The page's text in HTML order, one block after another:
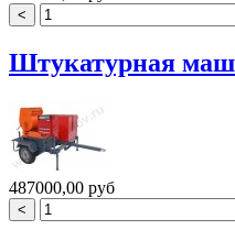
Штукатурная
487000,00 руб